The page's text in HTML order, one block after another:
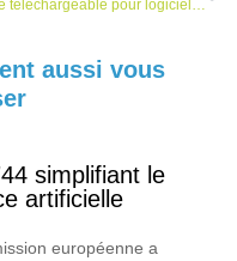
aussi vous
simplifiant le
artificielle
européenne a